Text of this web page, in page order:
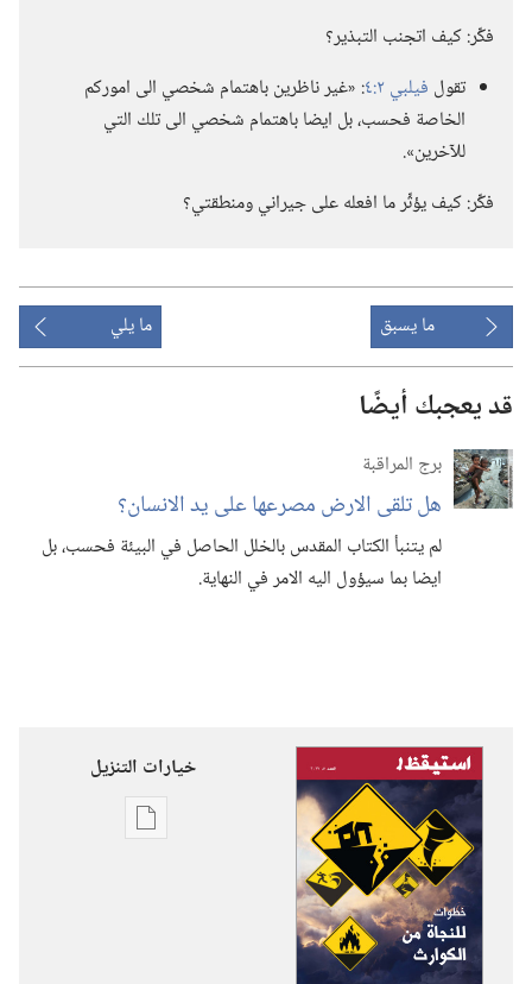
فكِّر:‏ كيف اتجنب التبذير؟‏
تقول فيلبي ٢:‏٤
‏:‏ «غير ناظرين باهتمام شخصي الى اموركم
الخاصة فحسب،‏ بل ايضا باهتمام شخصي الى تلك التي
للآخرين».‏
فكِّر:‏ كيف يؤثِّر ما افعله على جيراني ومنطقتي؟‏
ما يسبق ما يلي
قد يعجبك أيضًا
برج المراقبة
هل تلقى الارض مصرعها على يد الانسان؟‏
لم يتنبأ الكتاب المقدس بالخلل الحاصل في البيئة فحسب،‏ بل
ايضا بما سيؤول اليه الامر في النهاية.‏
خيارات التنزيل
خيارات